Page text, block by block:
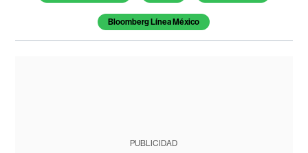
Bloomberg Línea México
PUBLICIDAD